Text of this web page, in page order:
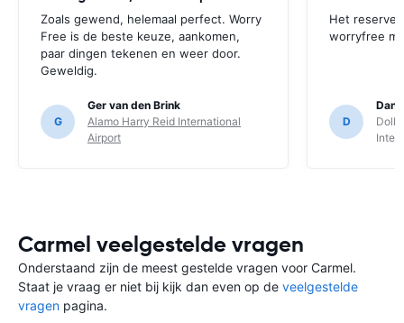
Zoals gewend, helemaal perfect. Worry
Free is de beste keuze, aankomen,
paar dingen tekenen en weer door.
Geweldig.
G
Ger van den Brink
Alamo Harry Reid International
Airport
Het
worryfree
D
Carmel veelgestelde vragen
Onderstaand zijn de meest gestelde vragen voor Carmel.
Staat je vraag er niet bij kijk dan even op de veelgestelde
vragen pagina.